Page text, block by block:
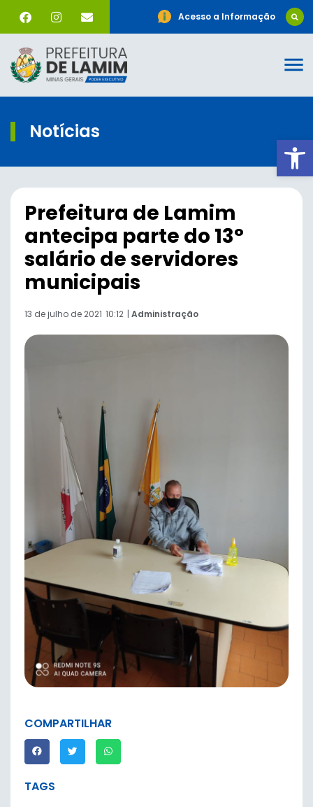
Acesso a Informação
Notícias
Prefeitura de Lamim
antecipa parte do 13°
salário de servidores
municipais
13 de julho de 2021 10:12 | Administração
COMPARTILHAR
TAGS